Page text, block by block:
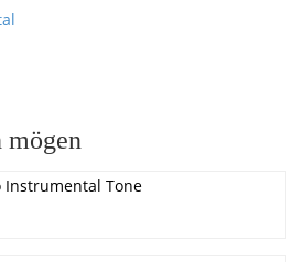
mögen
Instrumental Tone